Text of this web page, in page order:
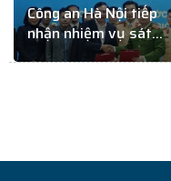
Công an Hà Nội tiếp
nhận nhiệm vụ sát
hạch GPLX